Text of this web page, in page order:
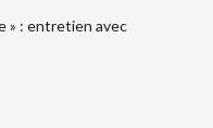
» : entretien avec